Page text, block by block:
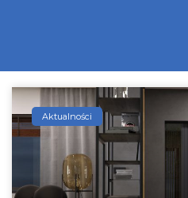
Aktualności